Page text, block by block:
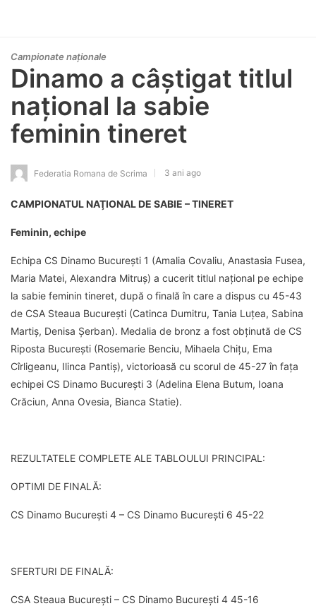
Campionate naționale
Dinamo a câștigat titlul
național la sabie
feminin tineret
Federatia Romana de Scrima 3 ani ago
CAMPIONATUL NAŢIONAL DE SABIE – TINERET
Feminin, echipe
Echipa CS Dinamo București 1 (Amalia Covaliu, Anastasia Fusea,
Maria Matei, Alexandra Mitruș) a cucerit titlul național pe echipe
la sabie feminin tineret, după o finală în care a dispus cu 45-43
de CSA Steaua București (Catinca Dumitru, Tania Luțea, Sabina
Martiș, Denisa Șerban). Medalia de bronz a fost obținută de CS
Riposta București (Rosemarie Benciu, Mihaela Chițu, Ema
Cîrligeanu, Ilinca Pantiș), victorioasă cu scorul de 45-27 în fața
echipei CS Dinamo București 3 (Adelina Elena Butum, Ioana
Crăciun, Anna Ovesia, Bianca Statie).
REZULTATELE COMPLETE ALE TABLOULUI PRINCIPAL:
OPTIMI DE FINALĂ:
CS Dinamo București 4 – CS Dinamo București 6 45-22
SFERTURI DE FINALĂ:
CSA Steaua București – CS Dinamo București 4 45-16